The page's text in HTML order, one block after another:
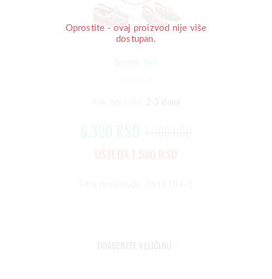
Oprostite - ovaj proizvod nije više
dostupan.